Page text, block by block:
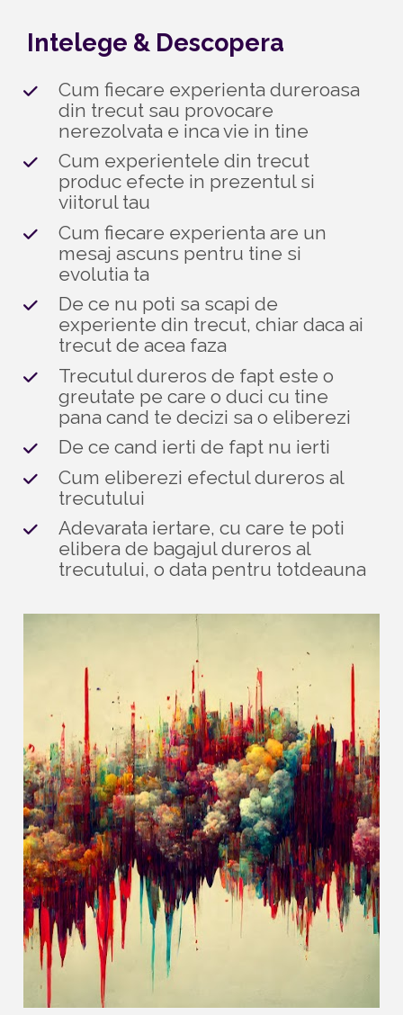
Intelege & Descopera
Cum fiecare experienta dureroasa
din trecut sau provocare
nerezolvata e inca vie in tine
Cum experientele din trecut
produc efecte in prezentul si
viitorul tau
Cum fiecare experienta are un
mesaj ascuns pentru tine si
evolutia ta
De ce nu poti sa scapi de
experiente din trecut, chiar daca ai
trecut de acea faza
Trecutul dureros de fapt este o
greutate pe care o duci cu tine
pana cand te decizi sa o eliberezi
De ce cand ierti de fapt nu ierti
Cum eliberezi efectul dureros al
trecutului
Adevarata iertare, cu care te poti
elibera de bagajul dureros al
trecutului, o data pentru totdeauna